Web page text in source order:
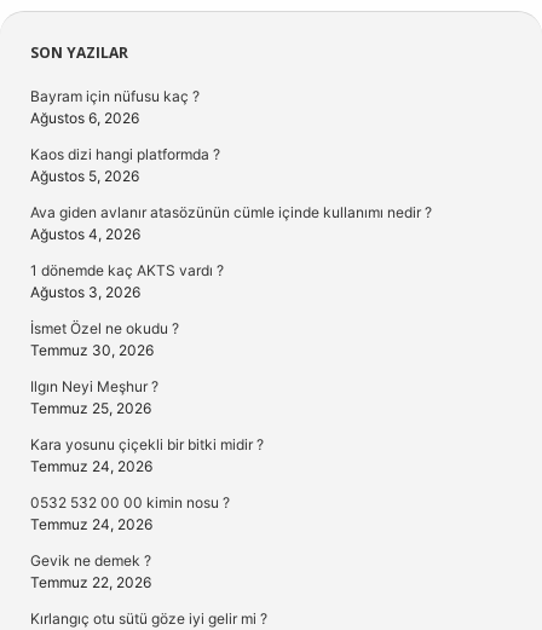
Sidebar
SON YAZILAR
Bayram için nüfusu kaç ?
Ağustos 6, 2026
Kaos dizi hangi platformda ?
Ağustos 5, 2026
Ava giden avlanır atasözünün cümle içinde kullanımı nedir ?
Ağustos 4, 2026
1 dönemde kaç AKTS vardı ?
Ağustos 3, 2026
İsmet Özel ne okudu ?
Temmuz 30, 2026
Ilgın Neyi Meşhur ?
Temmuz 25, 2026
Kara yosunu çiçekli bir bitki midir ?
Temmuz 24, 2026
0532 532 00 00 kimin nosu ?
Temmuz 24, 2026
Gevik ne demek ?
Temmuz 22, 2026
Kırlangıç otu sütü göze iyi gelir mi ?